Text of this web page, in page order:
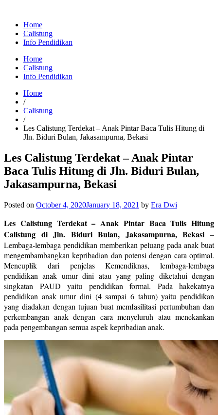
Home
Calistung
Info Pendidikan
Home
Calistung
Info Pendidikan
Home
/
Calistung
/
Les Calistung Terdekat – Anak Pintar Baca Tulis Hitung di
Jln. Biduri Bulan, Jakasampurna, Bekasi
Les Calistung Terdekat – Anak Pintar
Baca Tulis Hitung di Jln. Biduri Bulan,
Jakasampurna, Bekasi
Posted on October 4, 2020January 18, 2021 by Era Dwi
Les Calistung Terdekat – Anak Pintar Baca Tulis Hitung
Calistung di Jln. Biduri Bulan, Jakasampurna, Bekasi –
Lembaga-lembaga pendidikan memberikan peluang pada anak buat
mengembambangkan kepribadian dan potensi dengan cara optimal.
Mencuplik dari penjelas Kemendiknas, lembaga-lembaga
pendidikan anak umur dini atau yang paling diketahui dengan
singkatan PAUD yaitu pendidikan formal. Pada hakekatnya
pendidikan anak umur dini (4 sampai 6 tahun) yaitu pendidikan
yang diadakan dengan tujuan buat memfasilitasi pertumbuhan dan
perkembangan anak dengan cara menyeluruh atau menekankan
pada pengembangan semua aspek kepribadian anak.